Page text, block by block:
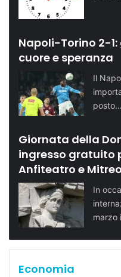
Napoli-Torino 2-
cuore e speranza
Il
posto…
Giornata della
ingresso gratuito
Anfiteatro e Mitreo
In
marzo
Economia